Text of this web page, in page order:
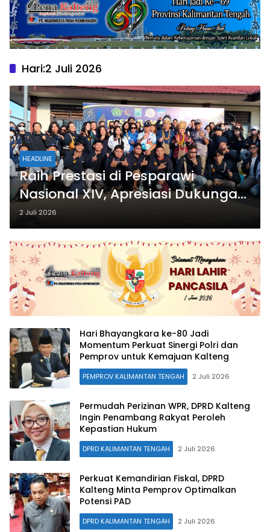
Hari:2 Juli 2026
HEADLINE
Raih Prestasi di Pesparawi
Nasional XIV, Apresiasi Dukungan
Gubernur Kalteng
2 Juli 2026
Hari Bhayangkara ke-80 Jadi
Momentum Perkuat Sinergi Polri dan
Pemprov untuk Kemajuan Kalteng
PEMPROV KALIMANTAN TENGAH 2 Juli 2026
Permudah Perizinan WPR, DPRD Kalteng
Ingin Penambang Rakyat Peroleh
Kepastian Hukum
DPRD KALIMANTAN TENGAH 2 Juli 2026
Perkuat Kemandirian Fiskal, DPRD
Kalteng Minta Pemprov Optimalkan
Potensi PAD
DPRD KALIMANTAN TENGAH 2 Juli 2026